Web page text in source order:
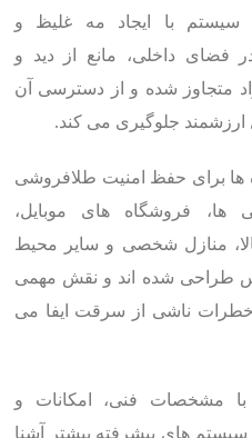
سیستم با ایجاد مه غلیظ و
فضای داخلی، مانع از دید و
متجاوز شده و از دسترسی آن
ارزشمند جلوگیری می کند.
ها برای حفظ امنیت طلافروشی
ها، فروشگاه های موبایل،
کالا، منازل شخصی و سایر محیط
طراحی شده اند و نقش مهمی
ناشی از سرقت ایفا می
با مشخصات فنی، امکانات و
سیستم های پیشرفته بیشتر آشنا